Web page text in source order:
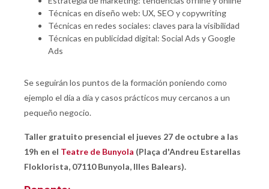
Técnicas en diseño web: UX, SEO y copywriting
Técnicas en redes sociales: claves para la visibilidad
Técnicas en publicidad digital: Social Ads y Google
Ads
Se seguirán los puntos de la formación poniendo como
ejemplo el día a día y casos prácticos muy cercanos a un
pequeño negocio.
Taller gratuito presencial el jueves 27 de octubre a las
19h en el Teatre de Bunyola (Plaça d'Andreu Estarellas
Floklorista, 07110 Bunyola, Illes Balears).